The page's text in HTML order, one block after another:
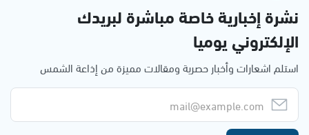
نشرة إخبارية خاصة مباشرة لبريدك
الإلكتروني يوميا
استلم اشعارات وأخبار حصرية ومقالات مميزة من إذاعة الشمس